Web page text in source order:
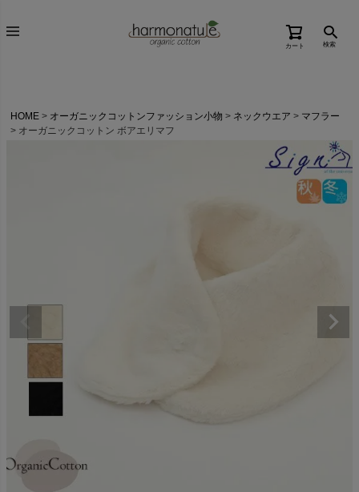
カート 検索
HOME オーガニックコットンファッション小物 ネックウエア
マフラー
オーガニックコットン ボアエリマフ